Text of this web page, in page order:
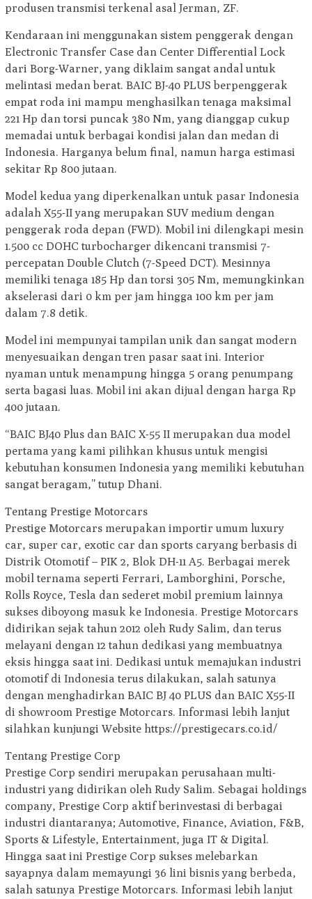
produsen transmisi terkenal asal Jerman, ZF.
Kendaraan ini menggunakan sistem penggerak dengan
Electronic Transfer Case dan Center Differential Lock
dari Borg-Warner, yang diklaim sangat andal untuk
melintasi medan berat. BAIC BJ-40 PLUS berpenggerak
empat roda ini mampu menghasilkan tenaga maksimal
221 Hp dan torsi puncak 380 Nm, yang dianggap cukup
memadai untuk berbagai kondisi jalan dan medan di
Indonesia. Harganya belum final, namun harga estimasi
sekitar Rp 800 jutaan.
Model kedua yang diperkenalkan untuk pasar Indonesia
adalah X55-II yang merupakan SUV medium dengan
penggerak roda depan (FWD). Mobil ini dilengkapi mesin
1.500 cc DOHC turbocharger dikencani transmisi 7-
percepatan Double Clutch (7-Speed DCT). Mesinnya
memiliki tenaga 185 Hp dan torsi 305 Nm, memungkinkan
akselerasi dari 0 km per jam hingga 100 km per jam
dalam 7.8 detik.
Model ini mempunyai tampilan unik dan sangat modern
menyesuaikan dengan tren pasar saat ini. Interior
nyaman untuk menampung hingga 5 orang penumpang
serta bagasi luas. Mobil ini akan dijual dengan harga Rp
400 jutaan.
“BAIC BJ40 Plus dan BAIC X-55 II merupakan dua model
pertama yang kami pilihkan khusus untuk mengisi
kebutuhan konsumen Indonesia yang memiliki kebutuhan
sangat beragam,” tutup Dhani.
Tentang Prestige Motorcars
Prestige Motorcars merupakan importir umum luxury
car, super car, exotic car dan sports caryang berbasis di
Distrik Otomotif – PIK 2, Blok DH-11 A5. Berbagai merek
mobil ternama seperti Ferrari, Lamborghini, Porsche,
Rolls Royce, Tesla dan sederet mobil premium lainnya
sukses diboyong masuk ke Indonesia. Prestige Motorcars
didirikan sejak tahun 2012 oleh Rudy Salim, dan terus
melayani dengan 12 tahun dedikasi yang membuatnya
eksis hingga saat ini. Dedikasi untuk memajukan industri
otomotif di Indonesia terus dilakukan, salah satunya
dengan menghadirkan BAIC BJ 40 PLUS dan BAIC X55-II
di showroom Prestige Motorcars. Informasi lebih lanjut
silahkan kunjungi Website https://prestigecars.co.id/
Tentang Prestige Corp
Prestige Corp sendiri merupakan perusahaan multi-
industri yang didirikan oleh Rudy Salim. Sebagai holdings
company, Prestige Corp aktif berinvestasi di berbagai
industri diantaranya; Automotive, Finance, Aviation, F&B,
Sports & Lifestyle, Entertainment, juga IT & Digital.
Hingga saat ini Prestige Corp sukses melebarkan
sayapnya dalam memayungi 36 lini bisnis yang berbeda,
salah satunya Prestige Motorcars. Informasi lebih lanjut